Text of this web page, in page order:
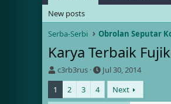
New posts
Serba-Serbi
Obrolan Seputar
Karya Terbaik
T
h
e
c3rb3rus
S
t
r
Jul 30, 2014
1
2 3 4 Next